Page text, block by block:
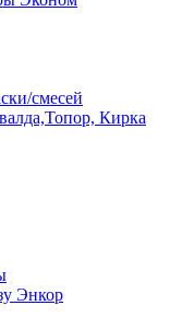
смесей
Кирка
Энкор